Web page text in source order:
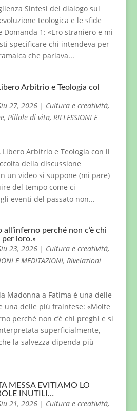
Sintesi del dialogo sul
teologica e le sfide
1: «Ero straniero e mi
specificare chi intendeva per
che parlava...
Arbitrio e Teologia col
27, 2026| Cultura e creatività,
, Pillole di vita, RIFLESSIONI E
Arbitrio e Teologia con il
della discussione
un video si suppone (mi pare)
del tempo come ci
eventi del passato non...
perché non c’è chi
loro.»
23, 2026| Cultura e creatività,
E MEDITAZIONI, Rivelazioni
Madonna a Fatima è una delle
una delle più fraintese: «Molte
perché non c’è chi preghi e si
superficialmente,
la salvezza dipenda più
MESSA EVITIAMO LO
INUTILI…
21, 2026| Cultura e creatività,